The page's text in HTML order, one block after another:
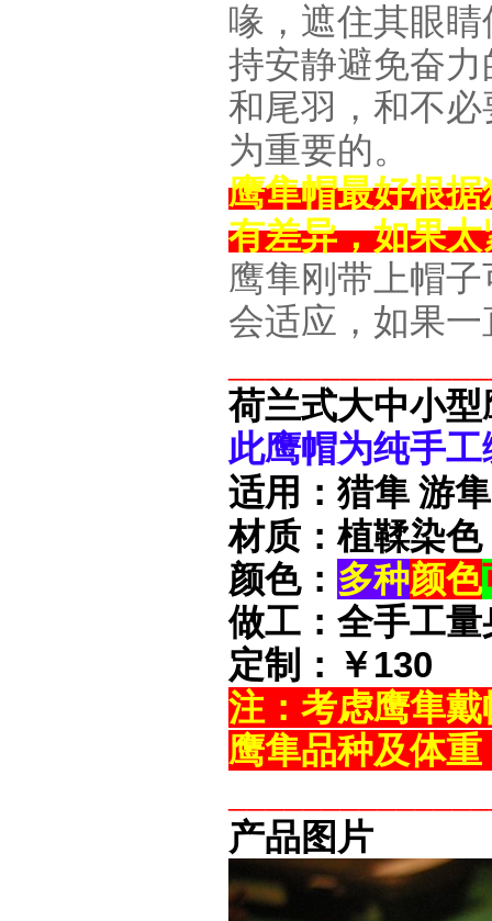
喙，遮住其眼
持安静避免奋
和尾羽，和不
为重要的。
鹰隼帽最好根
有差异，如果
鹰隼刚带上帽
会适应，如果
荷兰式大中小型
此鹰帽为纯手
适用：猎隼 游
材质：植鞣染色
颜色： 多种颜色
做工：全手工量
定制：￥130
注：考虑鹰隼
鹰隼品种及体
产品图片